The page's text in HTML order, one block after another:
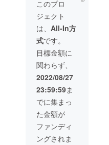
は、活
動報告
レポー
トを
メール
にて送
付させ
ていた
だきま
す。
このプロ
ジェクト
は、 All-In方
式です。
目標金額に
関わらず、
2022/08/27
23:59:59ま
でに集まっ
た金額が
ファンディ
ングされま